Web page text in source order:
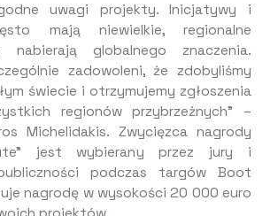
uwagi projekty. Inicjatywy i
mają niewielkie, regionalne
nabierają globalnego znaczenia.
zadowoleni, że zdobyliśmy
świecie i otrzymujemy zgłoszenia
regionów przybrzeżnych” –
Michelidakis. Zwycięzca nagrody
jest wybierany przez jury i
podczas targów Boot
nagrodę w wysokości 20 000 euro